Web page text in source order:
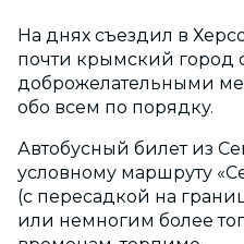
На днях съездил в
почти крымский город
доброжелательными
обо всем по порядку.
Автобусный билет из
условному маршруту
(с пересадкой на
или немногим более